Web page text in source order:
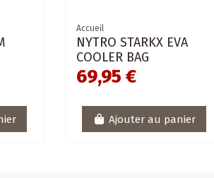
Accueil
NYTRO STARKX EVA
COOLER BAG
69,95 €
Ajouter au panier